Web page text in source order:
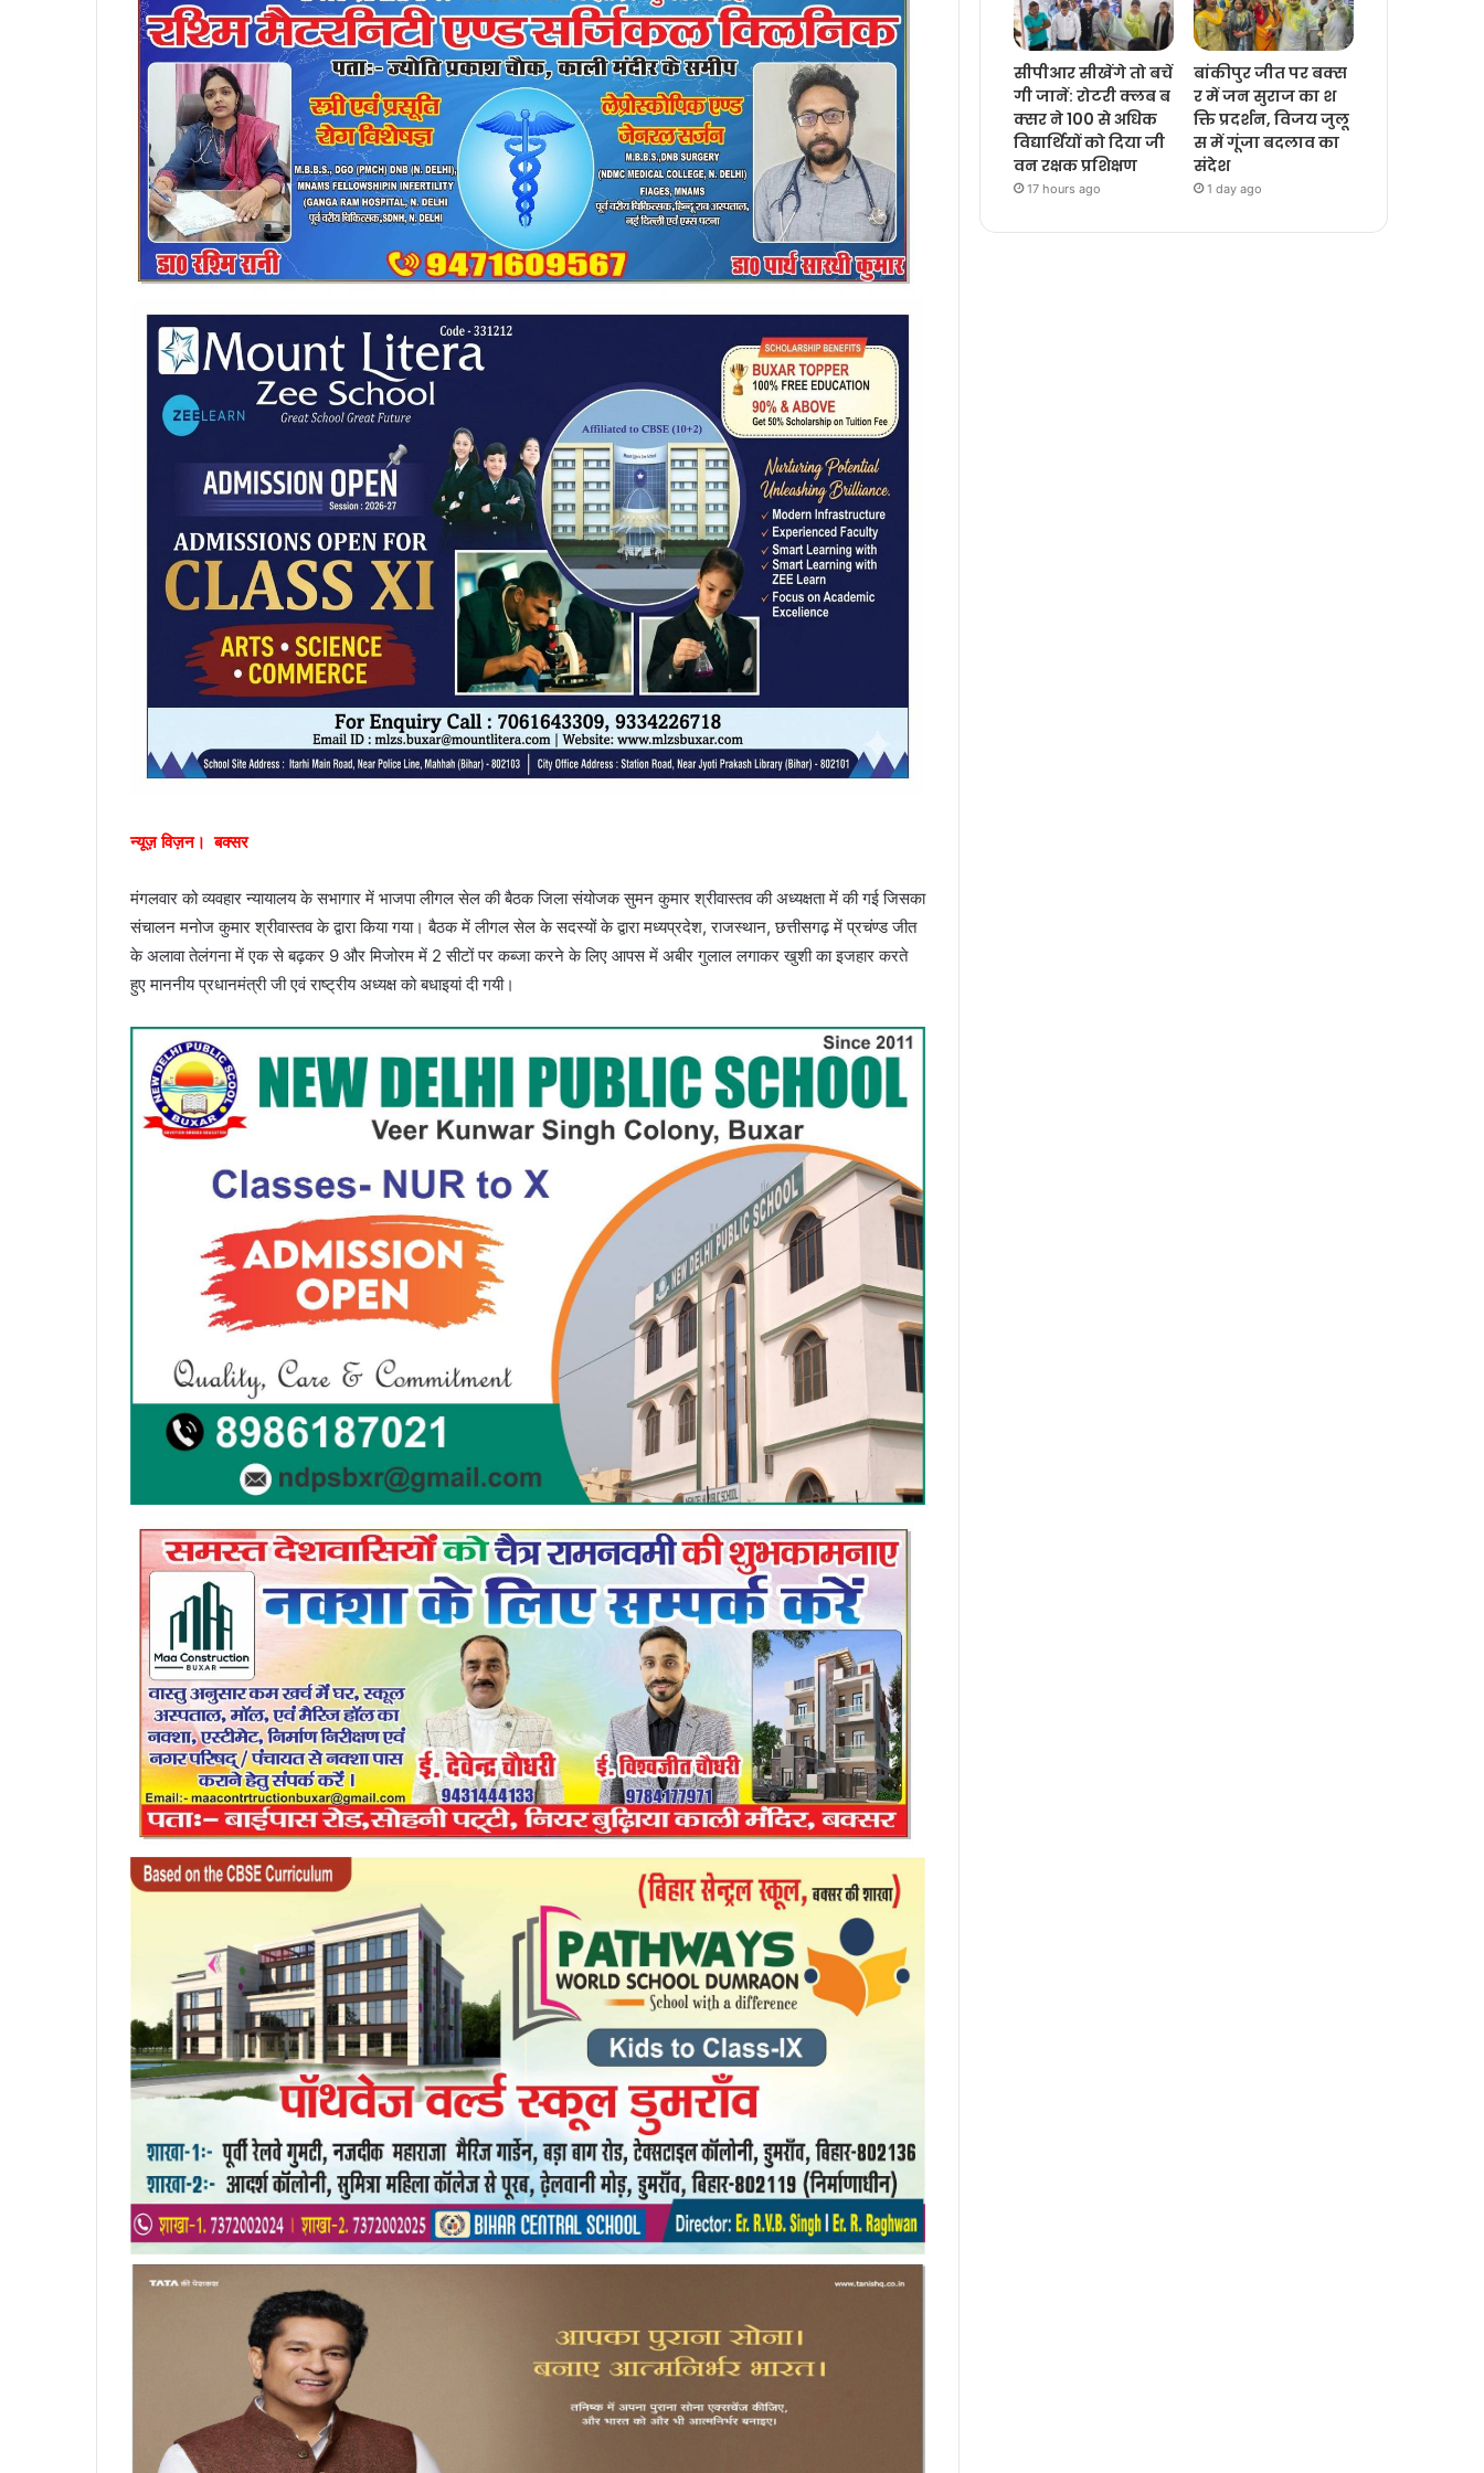
न्यूज़ विज़न। बक्सर
मंगलवार को व्यवहार न्यायालय के सभागार में भाजपा लीगल सेल की बैठक जिला संयोजक सुमन कुमार श्रीवास्तव की अध्यक्षता में की गई जिसका
संचालन मनोज कुमार श्रीवास्तव के द्वारा किया गया। बैठक में लीगल सेल के सदस्यों के द्वारा मध्यप्रदेश, राजस्थान, छत्तीसगढ़ में प्रचंण्ड जीत
के अलावा तेलंगना में एक से बढ़कर 9 और मिजोरम में 2 सीटों पर कब्जा करने के लिए आपस में अबीर गुलाल लगाकर खुशी का इजहार करते
हुए माननीय प्रधानमंत्री जी एवं राष्ट्रीय अध्यक्ष को बधाइयां दी गयी।
सीपीआर सीखेंगे तो बचें
गी जानें: रोटरी क्लब ब
क्सर ने 100 से अधिक
विद्यार्थियों को दिया जी
वन रक्षक प्रशिक्षण
17 hours ago
बांकीपुर जीत पर बक्स
र में जन सुराज का श
क्ति प्रदर्शन, विजय जुलू
स में गूंजा बदलाव का
संदेश
1 day ago